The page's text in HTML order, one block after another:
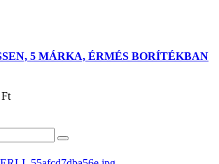
5 MÁRKA, ÉRMÉS BORÍTÉKBAN